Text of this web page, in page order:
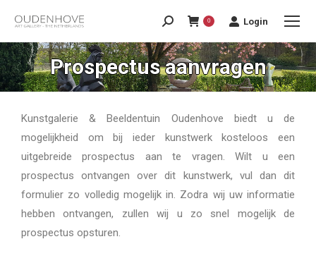
0 Login
Prospectus aanvragen
Kunstgalerie & Beeldentuin Oudenhove biedt u de
mogelijkheid om bij ieder kunstwerk kosteloos een
uitgebreide prospectus aan te vragen. Wilt u een
prospectus ontvangen over dit kunstwerk, vul dan dit
formulier zo volledig mogelijk in. Zodra wij uw informatie
hebben ontvangen, zullen wij u zo snel mogelijk de
prospectus opsturen.